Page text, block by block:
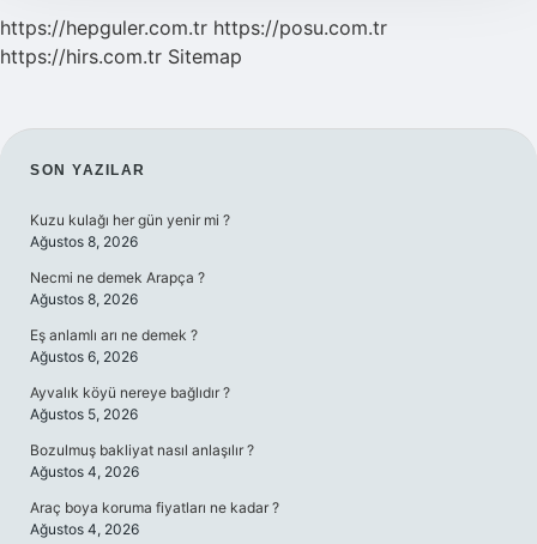
https://hepguler.com.tr https://posu.com.tr
https://hirs.com.tr Sitemap
SIDEBAR
SON YAZILAR
Kuzu kulağı her gün yenir mi ?
Ağustos 8, 2026
Necmi ne demek Arapça ?
Ağustos 8, 2026
Eş anlamlı arı ne demek ?
Ağustos 6, 2026
Ayvalık köyü nereye bağlıdır ?
Ağustos 5, 2026
Bozulmuş bakliyat nasıl anlaşılır ?
Ağustos 4, 2026
Araç boya koruma fiyatları ne kadar ?
Ağustos 4, 2026